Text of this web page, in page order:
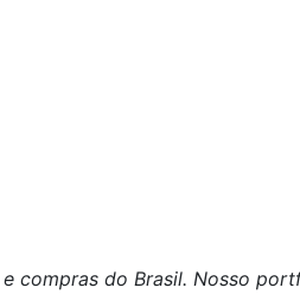
compras do Brasil. Nosso